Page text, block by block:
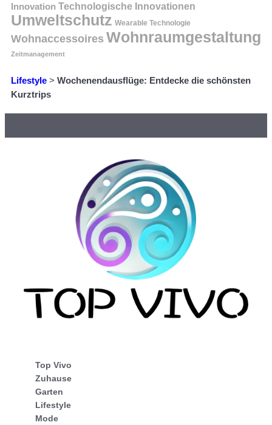
Innovation Technologische Innovationen
Umweltschutz Wearable Technologie
Wohnaccessoires Wohnraumgestaltung
Zeitmanagement
Lifestyle > Wochenendausflüge: Entdecke die schönsten
Kurztrips
Top Vivo
Zuhause
Garten
Lifestyle
Mode